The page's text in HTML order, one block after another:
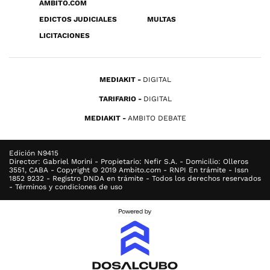
ÁMBITO.COM
EDICTOS JUDICIALES
MULTAS
LICITACIONES
MEDIAKIT DIGITAL
TARIFARIO DIGITAL
MEDIAKIT AMBITO DEBATE
Edición N9415
Director: Gabriel Morini - Propietario: Nefir S.A. - Domicilio: Olleros
3551, CABA - Copyright © 2019 Ambito.com - RNPI En trámite - Issn
1852 9232 - Registro DNDA en trámite - Todos los derechos reservados
- Términos y condiciones de uso